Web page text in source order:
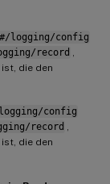
#/logging/config
record ,
die den
config
record ,
die den